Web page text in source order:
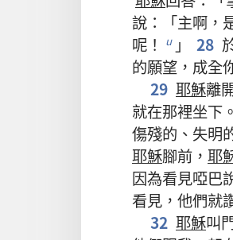
說 ：「主啊 ，
呢 ！ u 」 28
的願望 ， 成全
29 耶穌離
就在那裡坐下 。
傷殘的 、 失明
耶穌腳前 ， 耶
因為看見啞巴
看見 ， 他們就
32 耶穌叫